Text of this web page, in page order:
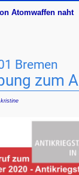
Atomwaffen naht
Bremen
zum
kristine